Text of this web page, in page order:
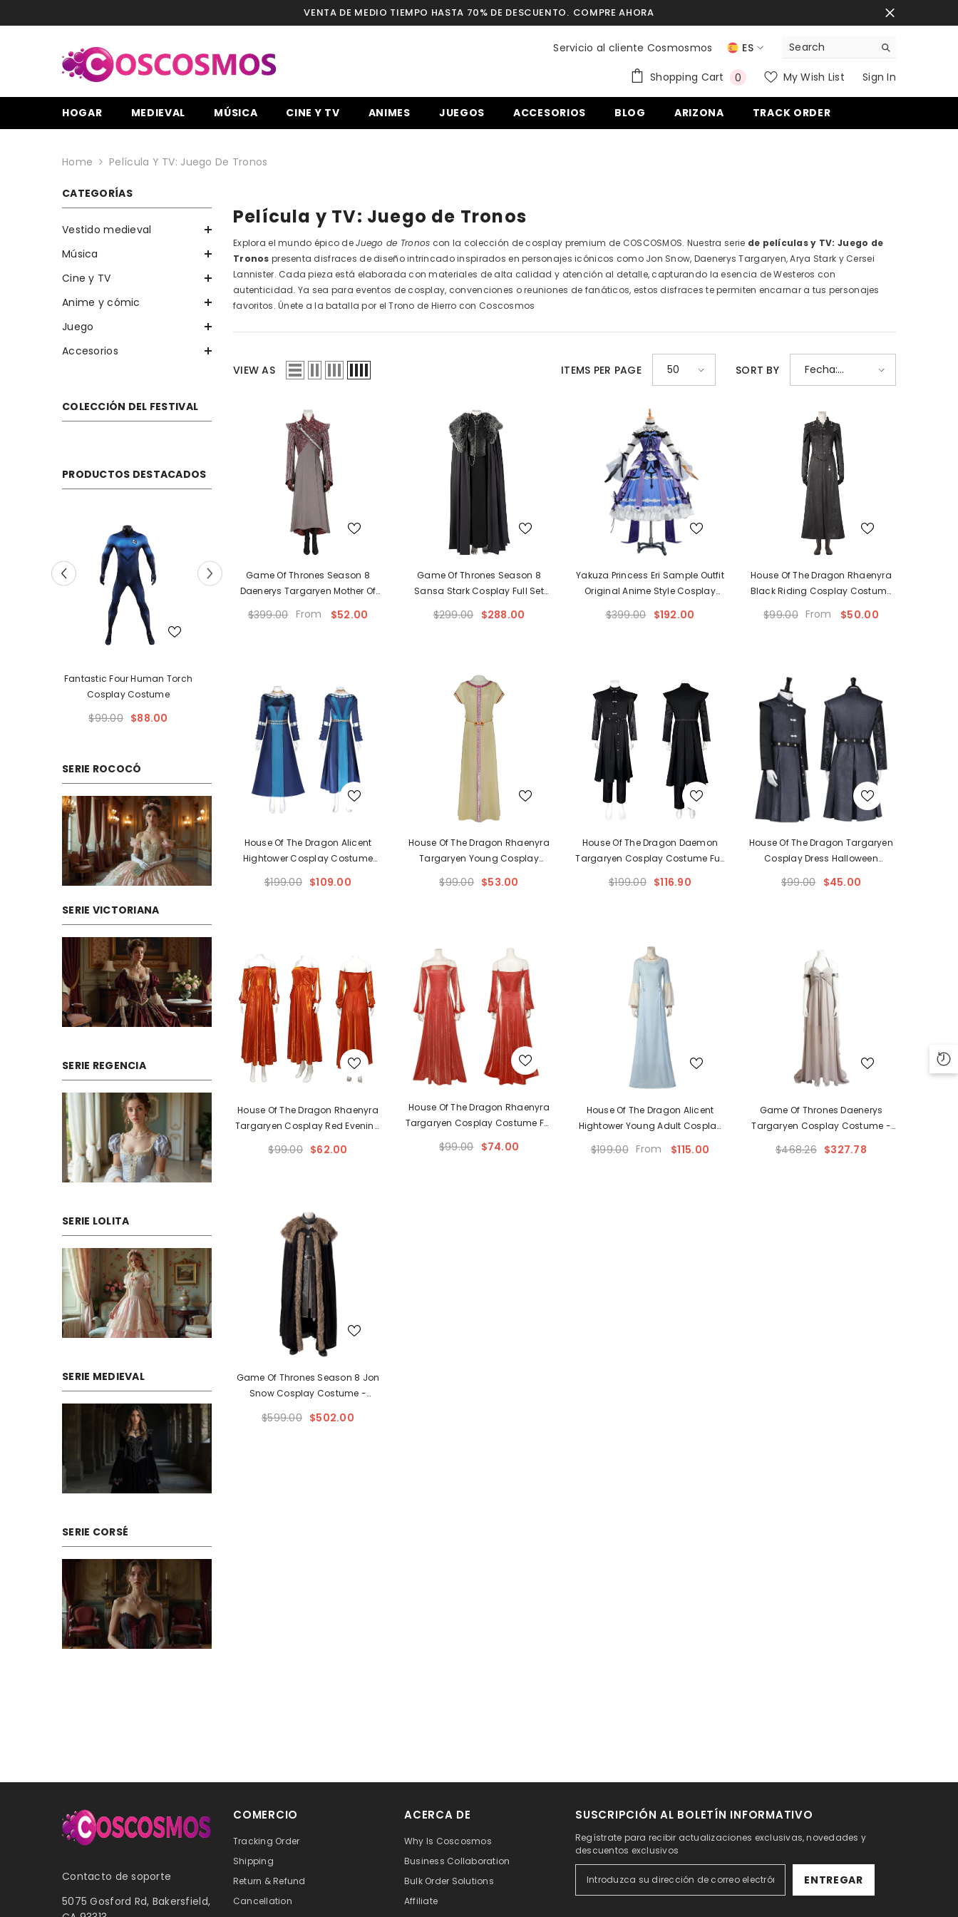
VENTA DE MEDIO TIEMPO HASTA 70% DE DESCUENTO. COMPRE AHORA
Servicio al cliente Cosmosmos
ES
Shopping Cart 00
My Wish List Sign In
HOGAR MEDIEVAL
SHOP NOW
MÚSICA
SHOP NOW
CINE Y TV ANIMES JUEGOS
SHOP NOW
ACCESORIOS BLOG ARIZONA TRACK ORDER
Home Película Y TV: Juego De Tronos
CATEGORÍAS
Vestido medieval
Música
Cine y TV
Anime y cómic
Juego
Accesorios
COLECCIÓN DEL FESTIVAL
PRODUCTOS DESTACADOS
Masters Of The Universe:
Revelation Skeletor Tights
$99.00 From $44.00
SERIE ROCOCÓ
SERIE VICTORIANA
SERIE REGENCIA
SERIE LOLITA
SERIE MEDIEVAL
SERIE CORSÉ
Película y TV: Juego de Tronos
Explora el mundo épico deJuego de Tronos con la colección de cosplay premium de COSCOSMOS. Nuestra serie de películas y TV: Juego de
Tronos presenta disfraces de diseño intrincado inspirados en personajes icónicos como Jon Snow, Daenerys Targaryen, Arya Stark y Cersei
Lannister. Cada pieza está elaborada con materiales de alta calidad y atención al detalle, capturando la esencia de Westeros con
autenticidad. Ya sea para eventos de cosplay, convenciones o reuniones de fanáticos, estos disfraces te permiten encarnar a tus personajes
favoritos. Únete a la batalla por el Trono de Hierro con Coscosmos
VIEW AS ITEMS PER PAGE 50 SORT BY
Fecha:
reciente a
antiguo(a)
Game Of Thrones Season 8
Daenerys Targaryen Mother Of
$399.00 From $52.00
Game Of Thrones Season 8
Sansa Stark Cosplay Full Set
Same Style Medieval Costume
$299.00 $288.00
Yakuza Princess Eri Sample Outfit
Original Anime Style Cosplay
Full Set
$399.00 $192.00
House Of The Dragon Rhaenyra
Black Riding Cosplay Costume
$99.00 From $50.00
House Of The Dragon Alicent
Hightower Cosplay Costume
$199.00 $109.00
House Of The Dragon Rhaenyra
Targaryen Young Cosplay
$99.00 $53.00
House Of The Dragon Daemon
Targaryen Cosplay Costume Full
$199.00 $116.90
House Of The Dragon Targaryen
Cosplay Dress Halloween
$99.00 $45.00
House Of The Dragon Rhaenyra
Targaryen Cosplay Red Evening
$99.00 $62.00
House Of The Dragon Rhaenyra
Targaryen Cosplay Costume For
$99.00 $74.00
House Of The Dragon Alicent
Hightower Young Adult Cosplay
$199.00 From $115.00
Game Of Thrones Daenerys
Targaryen Cosplay Costume -
$468.26 $327.78
Game Of Thrones Season 8 Jon
Snow Cosplay Costume -
$599.00 $502.00
Contacto de soporte
5075 Gosford Rd, Bakersfield,
COMERCIO
Tracking Order
Shipping
Return & Refund
Cancellation
ACERCA DE
Why Is Coscosmos
Business Collaboration
Bulk Order Solutions
Affiliate
SUSCRIPCIÓN AL BOLETÍN INFORMATIVO
Regístrate para recibir actualizaciones exclusivas, novedades y
descuentos exclusivos
ENTREGAR